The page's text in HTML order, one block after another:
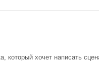
который хочет написать